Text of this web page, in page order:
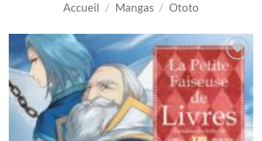
Accueil / Mangas / Ototo
Ajouter
à la
wishlist